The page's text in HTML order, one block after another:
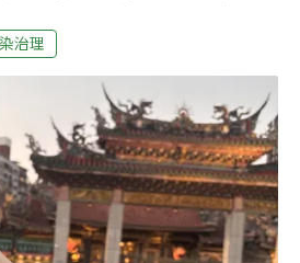
前面。對宮廟而言，香金不僅是信
兼顧環保的路？烘爐地福德宮與三
香「我廟裡快20年沒有燒金
宮總幹事表示，當初封爐主因是燒
鄰近地區的空氣品質，加上附近
短短幾天便落滿灰塵。因此，
會決議停燒金紙。「金紙收入是個
的廟都會覺得我們要做這樣的決
治理